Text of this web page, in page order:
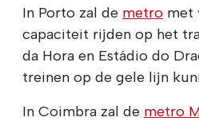
In Porto zal de metro met
capaciteit rijden op het
da Hora en Estádio do
treinen op de gele lijn
In Coimbra zal de metro